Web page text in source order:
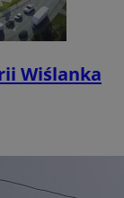
Wiślanka